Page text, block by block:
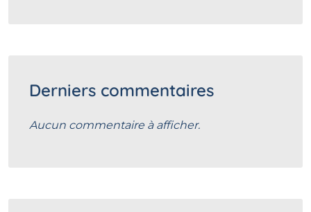
Derniers commentaires
Aucun commentaire à afficher.